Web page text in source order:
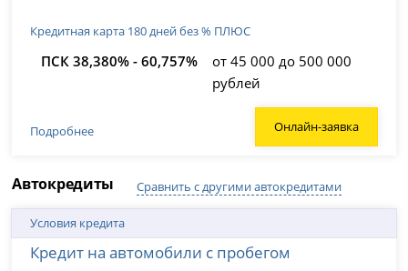
Кредитная карта 180 дней без % ПЛЮС
ПСК 38,380% - 60,757%
от 45 000 до 500 000
рублей
Подробнее Онлайн-заявка
Автокредиты Сравнить с другими автокредитами
Условия кредита
Кредит на автомобили с пробегом